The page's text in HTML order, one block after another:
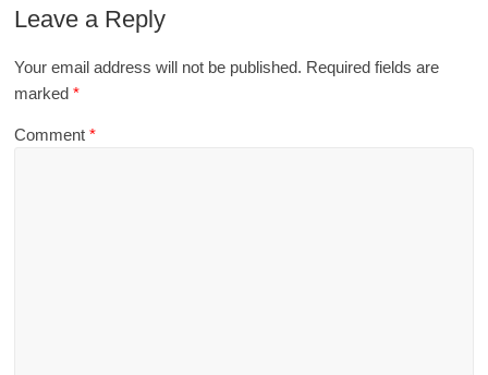
Leave a Reply
Your email address will not be published. Required fields are
marked*
Comment*